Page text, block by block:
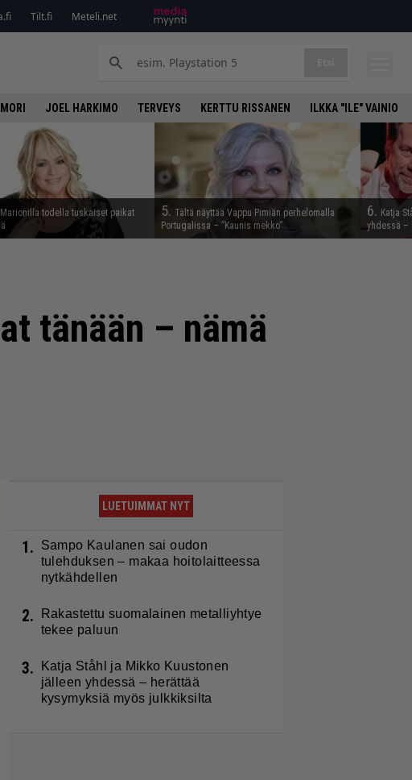
Tilt.fi Meteli.net
JOEL HARKIMO TERVEYS KERTTU RISSANEN ILKKA "ILE" VAINIO
todella tuskaiset paikat
5. Tältä näyttää Vappu Pimiän perhelomalla
Portugalissa – ”Kaunis mekko”
6. Katja
yhdessä –
tänään – nämä
LUETUIMMAT NYT
1.
Sampo Kaulanen sai oudon
tulehduksen – makaa hoitolaitteessa
nytkähdellen
2.
Rakastettu suomalainen metalliyhtye
tekee paluun
3.
Katja Ståhl ja Mikko Kuustonen
jälleen yhdessä – herättää
kysymyksiä myös julkkiksilta